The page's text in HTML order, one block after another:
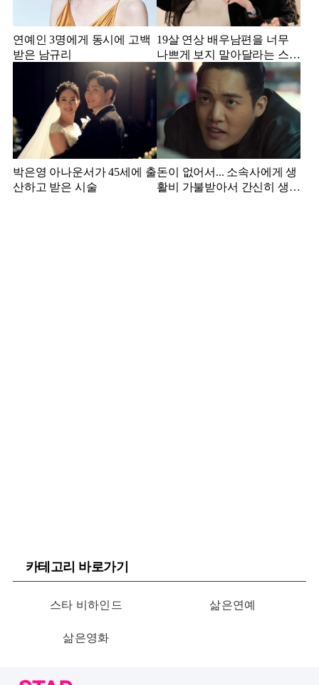
연예인 3명에게 동시에 고백
받은 남규리
19살 연상 배우남편을 너무
나쁘게 보지 말아달라는 스타
강사 아내
박은영 아나운서가 45세에 출
산하고 받은 시술
돈이 없어서... 소속사에게 생
활비 가불받아서 간신히 생활
카테고리 바로가기
스타 비하인드 삶은연예
삶은영화